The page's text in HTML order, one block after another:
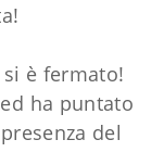
è fermato!
ha puntato
del